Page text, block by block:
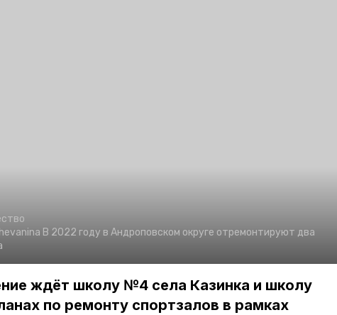
В 2022 году в Андроповском округе отремонтируют два
ждёт школу №4 села Казинка и школу
по ремонту спортзалов в рамках